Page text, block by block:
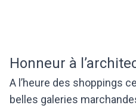
Honneur à
A l’heure des shoppings
belles galeries